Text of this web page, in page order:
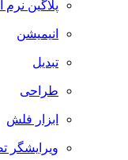
پلاگین نرم
انیمیشن
تبدیل
طراحی
ابزار فلش
ویرایشگر